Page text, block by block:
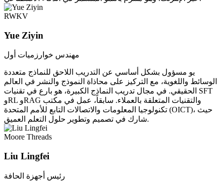
RWKV
Yue Ziyin
مهندس خوارزميات أول
يو مسؤول بشكل أساسي عن التدريب اللاحق للنماذج متعددة
الوسائط واللغوية، مع التركيز على محاذاة النموذج والنشر في العالم
الحقيقي. في مجال تدريب النماذج الكبيرة، هو بارع في تقنيات SFT
وRL وRAG والتقنيات المتعلقة بالعملاء. سابقاً، عمل في مكتب
تكنولوجيا المعلومات والاتصالات التابع للأمم المتحدة (OICT)، حيث
شارك في تصميم وتطوير حلول التعلم العميق.
Moore Threads
Liu Lingfei
رئيس أجهزة الحافة